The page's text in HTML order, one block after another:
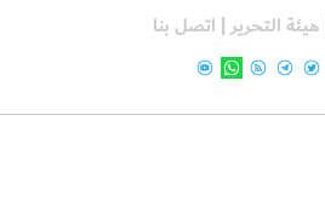
هيئة التحرير | اتصل بنا